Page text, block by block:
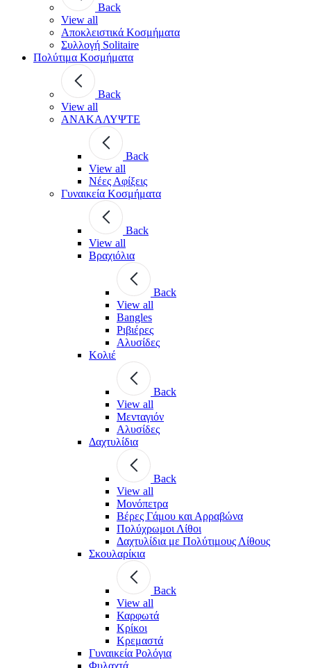
Back
View all
Αποκλειστικά Κοσμήματα
Συλλογή Solitaire
Πολύτιμα Κοσμήματα
Back
View all
ΑΝΑΚΑΛΥΨΤΕ
Back
View all
Νέες Αφίξεις
Γυναικεία Κοσμήματα
Back
View all
Βραχιόλια
Back
View all
Bangles
Ριβιέρες
Αλυσίδες
Κολιέ
Back
View all
Μενταγιόν
Αλυσίδες
Δαχτυλίδια
Back
View all
Μονόπετρα
Βέρες Γάμου και Αρραβώνα
Πολύχρωμοι Λίθοι
Δαχτυλίδια με Πολύτιμους Λίθους
Σκουλαρίκια
Back
View all
Καρφωτά
Κρίκοι
Κρεμαστά
Γυναικεία Ρολόγια
Φυλαχτά